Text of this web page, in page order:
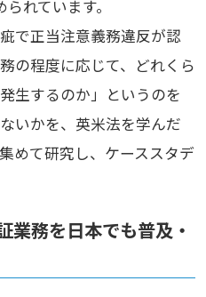
れています。
で正当注意義務違反が認
の程度に応じて、どれくら
生するのか」というのを
いかを、英米法を学んだ
めて研究し、ケーススタデ
業務を日本でも普及・